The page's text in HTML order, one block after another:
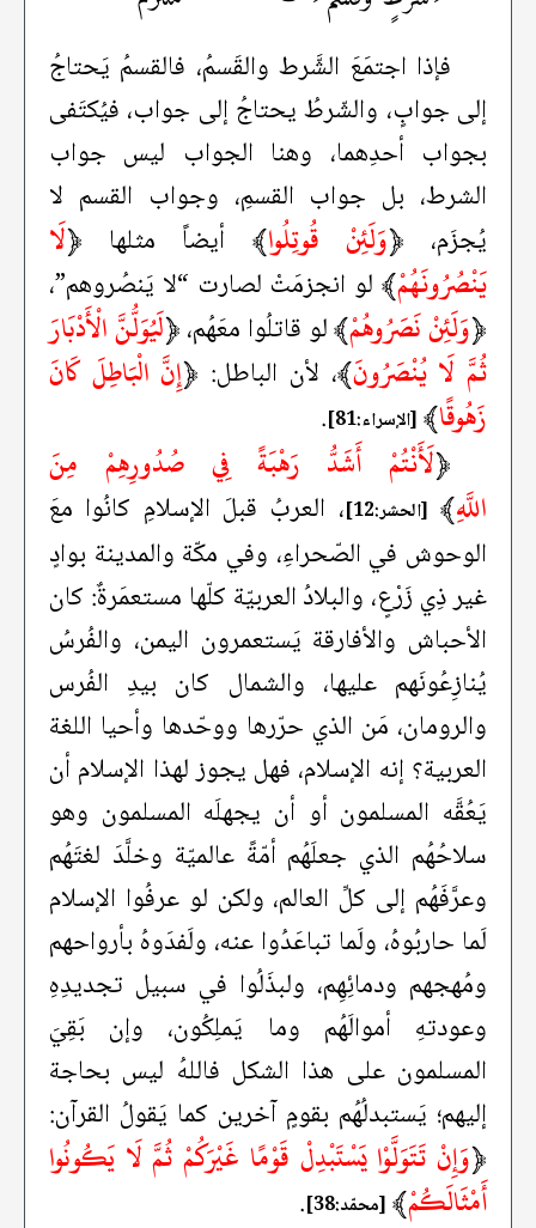
فإذا اجتمَعَ الشَّرط والقَسمُ، فالقسمُ يَحتاجُ
إلى جوابٍ، والشّرطُ يحتاجُ إلى جواب، فيُكتَفى
بجواب أحدِهما، وهنا الجواب ليس جواب
الشرط، بل جواب القسمِ، وجواب القسم لا
يُجزَم، ﴿وَلَئِنْ قُوتِلُوا﴾ أيضاً مثلها ﴿لَا
يَنْصُرُونَهُمْ﴾ لو انجزمَتْ لصارت “لا يَنصُروهم”،
﴿وَلَئِنْ نَصَرُوهُمْ﴾لو قاتلُوا معَهُم،﴿لَيُوَلُّنَّ الْأَدْبَارَ
ثُمَّ لَا يُنْصَرُونَ﴾، لأن الباطل: ﴿إِنَّ الْبَاطِلَ كَانَ
زَهُوقًا﴾ [الإسراء:81] .
﴿لَأَنْتُمْ أَشَدُّ رَهْبَةً فِي صُدُورِهِمْ مِنَ
اللَّهِ﴾ [الحشر:12]
، العربُ قبلَ الإسلامِ كانُوا معَ
الوحوش في الصّحراءِ، وفي مكّة والمدينة بوادٍ
غير ذِي زَرْعٍ، والبلادُ العربيّة كلّها مستعمَرةٌ: كان
الأحباش والأفارقة يَستعمرون اليمن، والفُرسُ
يُنازِعُونَهم عليها، والشمال كان بيدِ الفُرس
والرومان، مَن الذي حرّرها ووحّدها وأحيا اللغة
العربية؟ إنه الإسلام، فهل يجوز لهذا الإسلام أن
يَعُقَّه المسلمون أو أن يجهلَه المسلمون وهو
سلاحُهُم الذي جعلَهُم أمّةً عالميّة وخلَّدَ لغتَهُم
وعرَّفَهُم إلى كلِّ العالم، ولكن لو عرفُوا الإسلام
لَما حاربُوهُ، ولَما تباعَدُوا عنه، ولَفدَوهُ بأرواحهم
ومُهجهم ودمائِهِم، ولبذَلُوا في سبيل تجديدِهِ
وعودتهِ أموالَهُم وما يَملِكُون، وإن بَقِيَ
المسلمون على هذا الشكل فاللهُ ليس بحاجة
إليهم؛ يَستبدلُهُم بقومٍ آخرين كما يَقولُ القرآن:
﴿وَإِنْ تَتَوَلَّوْا يَسْتَبْدِلْ قَوْمًا غَيْرَكُمْ ثُمَّ لَا يَكُونُوا
أَمْثَالَكُمْ﴾ [محمّد:38] .